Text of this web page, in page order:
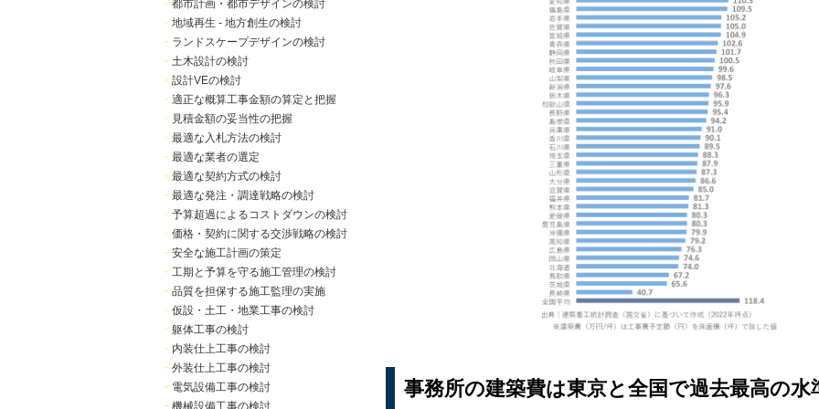
事務所の建築費は東京と全国で過去最高の水
・ 都市計画・都市デザインの検討
・ 地域再生 - 地方創生の検討
・ ランドスケープデザインの検討
・ 土木設計の検討
・ 設計VEの検討
・ 適正な概算工事金額の算定と把握
・ 見積金額の妥当性の把握
・ 最適な入札方法の検討
・ 最適な業者の選定
・ 最適な契約方式の検討
・ 最適な発注・調達戦略の検討
・ 予算超過によるコストダウンの検討
・ 価格・契約に関する交渉戦略の検討
・ 安全な施工計画の策定
・ 工期と予算を守る施工管理の検討
・ 品質を担保する施工監理の実施
・ 仮設・土工・地業工事の検討
・ 躯体工事の検討
・ 内装仕上工事の検討
・ 外装仕上工事の検討
・ 電気設備工事の検討
・ 機械設備工事の検討